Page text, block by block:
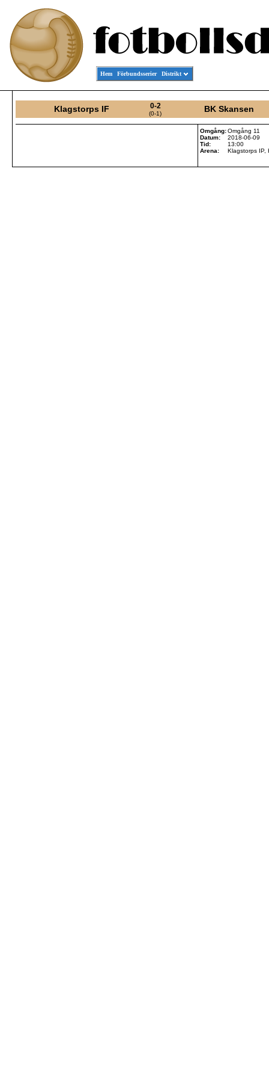
Hem Förbundsserier Distrikt
Klagstorps IF 0-2
(0-1) BK Skansen
Omgång:Omgång 11
Datum:
2018-06-09
Tid:
13:00
Arena:
Klagstorps IP,